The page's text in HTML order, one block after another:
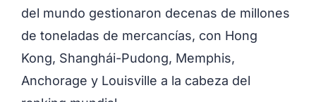
del mundo gestionaron decenas de millones
de toneladas de mercancías, con Hong
Kong, Shanghái-Pudong, Memphis,
Anchorage y Louisville a la cabeza del